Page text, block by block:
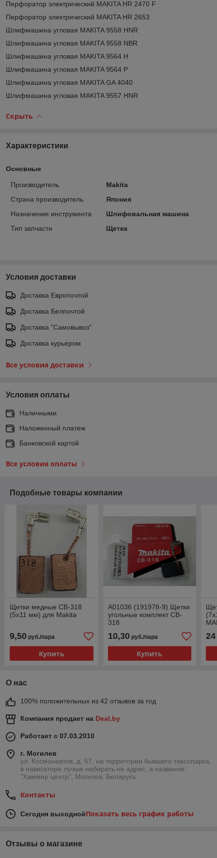
Перфоратор электрический MAKITA HR 2470 F
Перфоратор электрический MAKITA HR 2653
Шлифмашина угловая MAKITA 9558 HNR
Шлифмашина угловая MAKITA 9558 NBR
Шлифмашина угловая MAKITA 9564 H
Шлифмашина угловая MAKITA 9564 P
Шлифмашина угловая MAKITA GA 4040
Шлифмашина угловая MAKITA 9557 HNR
Скрыть
Характеристики
Основные
Производитель
Makita
Страна производитель
Япония
Назначение инструмента
Шлифовальная машина
Тип запчасти
Щетка
Условия доставки
Доставка Европочтой
Доставка Белпочтой
Доставка "Самовывоз"
Доставка курьером
Все условия доставки
Условия оплаты
Наличными
Наложенный платеж
Банковской картой
Все условия оплаты
Подобные товары компании
Щетки медные CB-318
(5x11 мм) для Makita
9,50 руб./пара
Купить
A01036 (191978-9) Щетки
угольные комплект CB-
318
10,30руб./пара
Купить
24
О нас
100% положительных из 42 отзывов за год
Компания продает на Deal.by
Работает с 07.03.2010
г. Могилев
ул. Космонавтов, д. 57, на территории бывшего таксопарка,
в навигаторе лучше набирать не адрес, а название:
"Хаммер центр", Могилев, Беларусь
Контакты
Сегодня выходнойПоказать весь график работы
Отзывы о магазине